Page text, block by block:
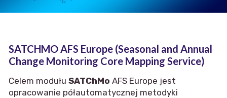
SATCHMO AFS Europe (Seasonal and Annual
Change Monitoring Core Mapping Service)
Celem modułu SATChMo AFS Europe jest
opracowanie półautomatycznej metodyki